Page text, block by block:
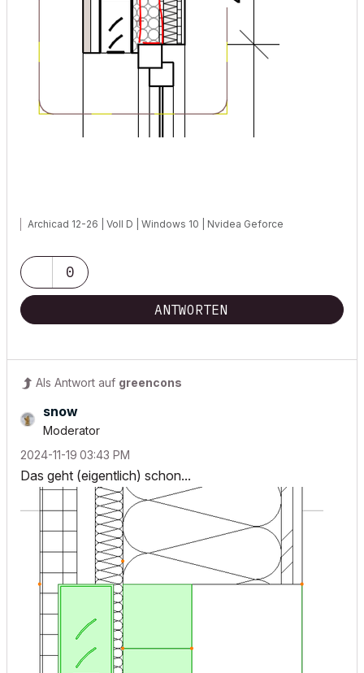
Archicad 12-26 | Voll D | Windows 10 | Nvidea Geforce
0
ANTWORTEN
Als Antwort auf greencons
snow
Moderator
‎2024-11-19 03:43 PM
Das geht (eigentlich) schon...